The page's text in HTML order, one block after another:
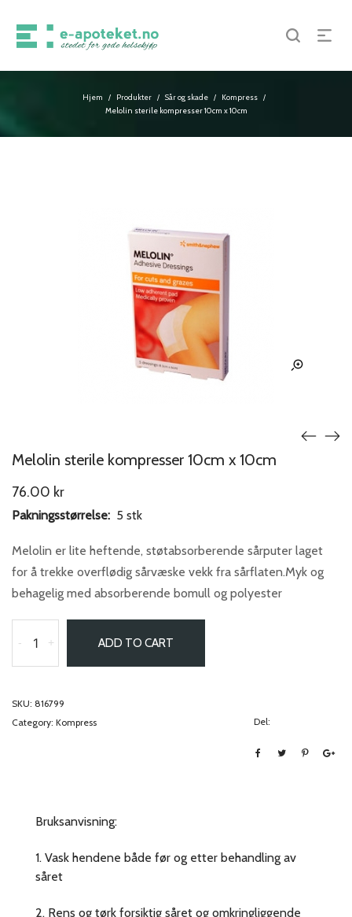
Hjem / Produkter / Sår og skade / Kompress /
Melolin sterile kompresser 10cm x 10cm
Melolin sterile kompresser 10cm x 10cm
76.00 kr
Pakningsstørrelse: 5 stk
Melolin er lite heftende, støtabsorberende sårputer laget
for å trekke overflødig sårvæske vekk fra sårflaten.Myk og
behagelig med absorberende bomull og polyester
- + ADD TO CART
SKU: 816799
Category: Kompress Del:
Bruksanvisning:
1. Vask hendene både før og etter behandling av
såret
2. Rens og tørk forsiktig såret og omkringliggende